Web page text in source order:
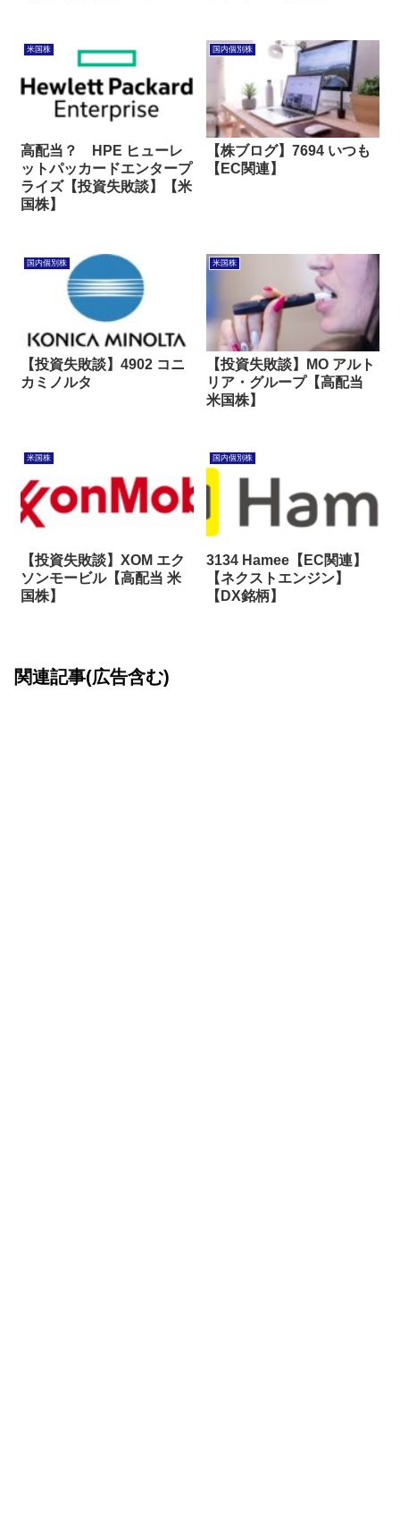
米国株
高配当？ HPE ヒューレ
ットパッカードエンタープ
ライズ【投資失敗談】【米
国株】
国内個別株
【株ブログ】7694 いつも
【EC関連】
国内個別株
【投資失敗談】4902 コニ
カミノルタ
米国株
【投資失敗談】MO アルト
リア・グループ【高配当
米国株】
米国株
【投資失敗談】XOM エク
ソンモービル【高配当 米
国株】
国内個別株
3134 Hamee【EC関連】
【ネクストエンジン】
【DX銘柄】
関連記事(広告含む)